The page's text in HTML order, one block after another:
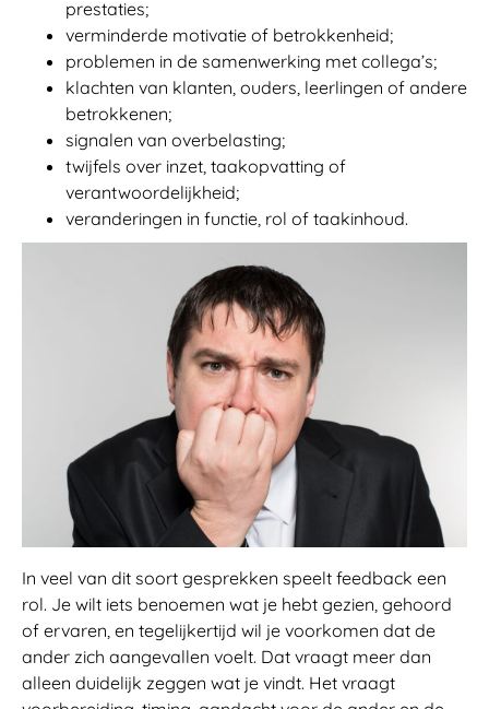
prestaties;
verminderde motivatie of betrokkenheid;
problemen in de samenwerking met collega’s;
klachten van klanten, ouders, leerlingen of andere
betrokkenen;
signalen van overbelasting;
twijfels over inzet, taakopvatting of
verantwoordelijkheid;
veranderingen in functie, rol of taakinhoud.
In veel van dit soort gesprekken speelt feedback een
rol. Je wilt iets benoemen wat je hebt gezien, gehoord
of ervaren, en tegelijkertijd wil je voorkomen dat de
ander zich aangevallen voelt. Dat vraagt meer dan
alleen duidelijk zeggen wat je vindt. Het vraagt